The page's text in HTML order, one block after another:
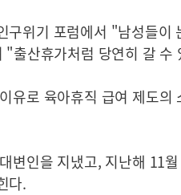
구위기 포럼에서 "남성들이
출산휴가처럼 당연히 갈 수
유로 육아휴직 급여 제도의
변인을 지냈고, 지난해 11
다.